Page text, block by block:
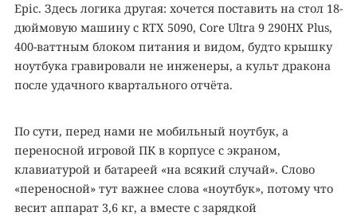
Epic. Здесь логика другая: хочется поставить на стол 18-
дюймовую машину с RTX 5090, Core Ultra 9 290HX Plus,
400-ваттным блоком питания и видом, будто крышку
ноутбука гравировали не инженеры, а культ дракона
после удачного квартального отчёта.
По сути, перед нами не мобильный ноутбук, а
переносной игровой ПК в корпусе с экраном,
клавиатурой и батареей «на всякий случай». Слово
«переносной» тут важнее слова «ноутбук», потому что
весит аппарат 3,6 кг, а вместе с зарядкой